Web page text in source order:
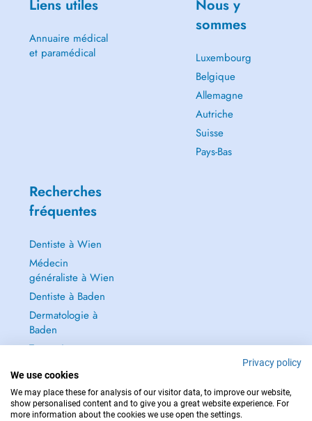
Liens utiles
Annuaire médical
et paramédical
Nous y
sommes
Luxembourg
Belgique
Allemagne
Autriche
Suisse
Pays-Bas
Recherches
fréquentes
Dentiste à Wien
Médecin
généraliste à Wien
Dentiste à Baden
Dermatologie à
Baden
Tout voir →
Privacy policy
We use cookies
We may place these for analysis of our visitor data, to improve our website,
show personalised content and to give you a great website experience. For
more information about the cookies we use open the settings.